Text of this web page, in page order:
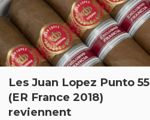
Les Juan Lopez Punto 55
(ER France 2018)
reviennent